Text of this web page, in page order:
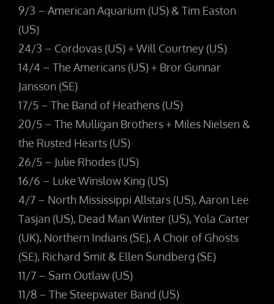
9/3 – American Aquarium (US) & Tim Easton
(US)
24/3 – Cordovas (US) + Will Courtney (US)
14/4 – The Americans (US) + Bror Gunnar
Jansson (SE)
17/5 – The Band of Heathens (US)
20/5 – The Mulligan Brothers + Miles Nielsen &
the Rusted Hearts (US)
26/5 – Julie Rhodes (US)
16/6 – Luke Winslow King (US)
4/7 – North Mississippi Allstars (US), Aaron Lee
Tasjan (US), Dead Man Winter (US), Yola Carter
(UK), Northern Indians (SE), A Choir of Ghosts
(SE), Richard Smit & Ellen Sundberg (SE)
11/7 – Sam Outlaw (US)
11/8 – The Steepwater Band (US)